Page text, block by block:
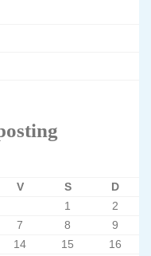
V S D
1
2
7 8
9
14 15
16